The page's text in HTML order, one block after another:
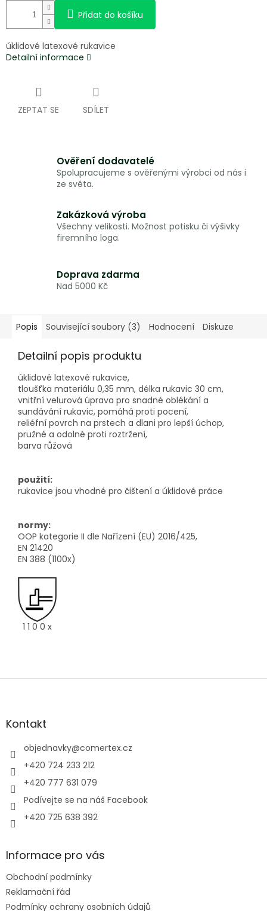
Přidat do košíku
úklidové latexové rukavice
Detailní informace
ZEPTAT SE SDÍLET
Ověření dodavatelé
Spolupracujeme s ověřenými výrobci od nás i
ze světa.
Zakázková výroba
Všechny velikosti. Možnost potisku či výšivky
firemního loga.
Doprava zdarma
Nad 5000 Kč
Popis Související soubory (3) Hodnocení Diskuze
Detailní popis produktu
úklidové latexové rukavice,
tloušťka materiálu 0,35 mm, délka rukavic 30 cm,
vnitřní velurová úprava pro snadné oblékání a
sundávání rukavic, pomáhá proti pocení,
reliéfní povrch na prstech a dlani pro lepší úchop,
pružné a odolné proti roztržení,
barva růžová
použití:
rukavice jsou vhodné pro čištení a úklidové práce
normy:
OOP kategorie II dle Nařízení (EU) 2016/425,
EN 21420
EN 388 (1100x)
1 1 0 0 x
Z
aKontakt
objednavky@comertex.cz
+420 724 233 212
+420 777 631 079
Podívejte se na náš Facebook
+420 725 638 392
Informace pro vás
Obchodní podmínky
Reklamační řád
Podmínky ochrany osobních údajů